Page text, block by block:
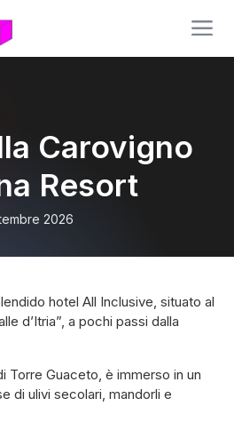
Carovigno
Resort
2026
hotel All Inclusive, situato al
d’Itria”, a pochi passi dalla
Torre Guaceto, è immerso in un
di ulivi secolari, mandorli e